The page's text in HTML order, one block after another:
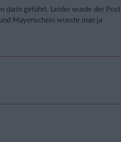
darin geführt. Leider wurde der Post
Mayenschein wusste man ja